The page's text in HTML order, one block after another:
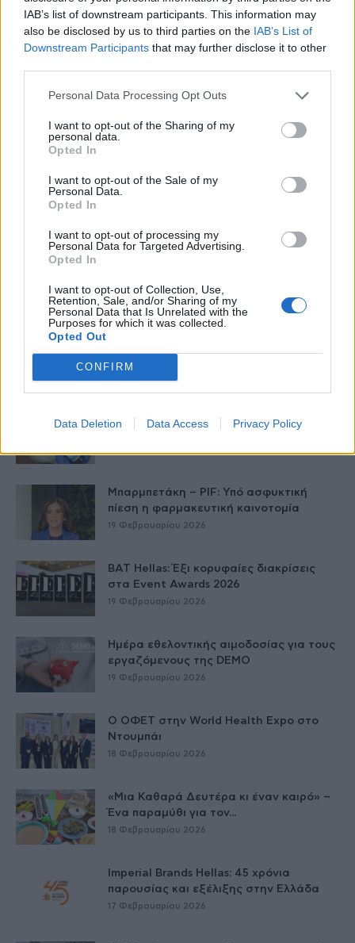
IAB’s list of downstream participants. This information may
also be disclosed by us to third parties on the IAB’s List of
Downstream Participants that may further disclose it to other
Personal Data Processing Opt Outs
I want to opt-out of the Sharing of my
personal data.
Opted In
I want to opt-out of the Sale of my
Personal Data.
Opted In
I want to opt-out of processing my
Personal Data for Targeted Advertising.
Opted In
I want to opt-out of Collection, Use,
Retention, Sale, and/or Sharing of my
Personal Data that Is Unrelated with the
Purposes for which it was collected.
Opted Out
CONFIRM
Data Deletion Data Access Privacy Policy
Δείτε Ακόμη
Νέα 360° καμπάνια από την UNI-
βιώσιμη...
24 Φεβρουαρίου 2026
στον δρόμο της Τεχνητής Νοημοσύνης
20 Φεβρουαρίου 2026
Στα δικαστήρια BioNTech και Moderna
για την πατέντα εμβολίου κατά της...
Μπαρμπετάκη – PIF: Υπό ασφυκτική
πίεση η φαρμακευτική καινοτομία
19 Φεβρουαρίου 2026
BAT Hellas: Έξι κορυφαίες διακρίσεις
στα Event Awards 2026
19 Φεβρουαρίου 2026
Ημέρα εθελοντικής αιμοδοσίας για τους
εργαζόμενους της DEMO
19 Φεβρουαρίου 2026
Ο ΟΦΕΤ στην World Health Expo στο
Ντουμπάι
18 Φεβρουαρίου 2026
«Μια Καθαρά Δευτέρα κι έναν καιρό» –
Ένα παραμύθι για τον...
18 Φεβρουαρίου 2026
Imperial Brands Hellas: 45 χρόνια
παρουσίας και εξέλιξης στην Ελλάδα
17 Φεβρουαρίου 2026